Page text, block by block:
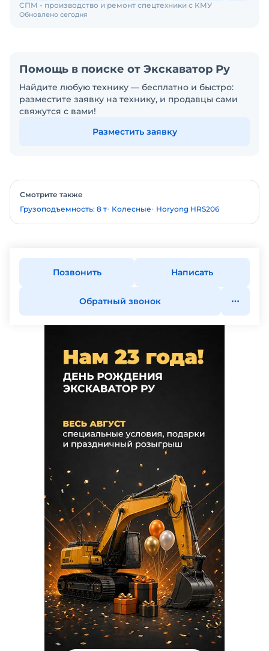
Обновлено сегодня
СПМ - производство и ремонт спецтехники с КМУ
Помощь в поиске от Экскаватор Ру
Найдите любую технику — бесплатно и быстро:
разместите заявку на технику, и продавцы сами
свяжутся с вами!
Разместить заявку
Смотрите также
Грузоподъемность: 8 т Колесные Horyong HRS206
Позвонить Написать
Обратный звонок